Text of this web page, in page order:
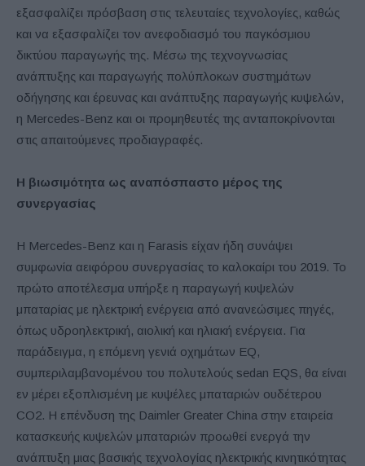
εξασφαλίζει πρόσβαση στις τελευταίες τεχνολογίες, καθώς
και να εξασφαλίζει τον ανεφοδιασμό του παγκόσμιου
δικτύου παραγωγής της. Μέσω της τεχνογνωσίας
ανάπτυξης και παραγωγής πολύπλοκων συστημάτων
οδήγησης και έρευνας και ανάπτυξης παραγωγής κυψελών,
η Mercedes-Benz και οι προμηθευτές της ανταποκρίνονται
στις απαιτούμενες προδιαγραφές.
Η βιωσιμότητα ως αναπόσπαστο μέρος της
συνεργασίας
Η Mercedes-Benz και η Farasis είχαν ήδη συνάψει
συμφωνία αειφόρου συνεργασίας το καλοκαίρι του 2019. Το
πρώτο αποτέλεσμα υπήρξε η παραγωγή κυψελών
μπαταρίας με ηλεκτρική ενέργεια από ανανεώσιμες πηγές,
όπως υδροηλεκτρική, αιολική και ηλιακή ενέργεια. Για
παράδειγμα, η επόμενη γενιά οχημάτων EQ,
συμπεριλαμβανομένου του πολυτελούς sedan EQS, θα είναι
εν μέρει εξοπλισμένη με κυψέλες μπαταριών ουδέτερου
CO2. Η επένδυση της Daimler Greater China στην εταιρεία
κατασκευής κυψελών μπαταριών προωθεί ενεργά την
ανάπτυξη μιας βασικής τεχνολογίας ηλεκτρικής κινητικότητας